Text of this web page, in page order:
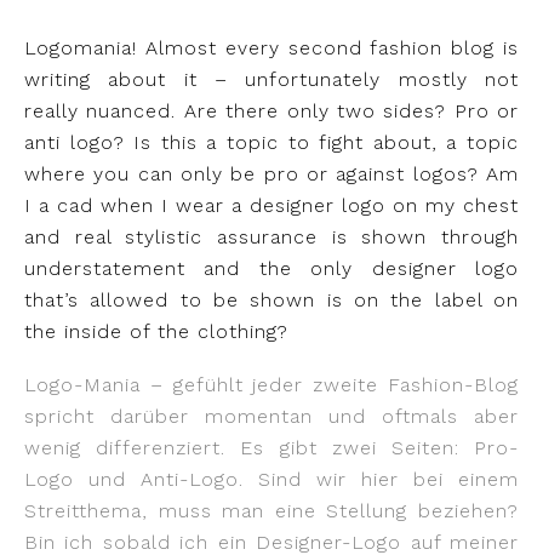
Logomania! Almost every second fashion blog is
writing about it – unfortunately mostly not
really nuanced. Are there only two sides? Pro or
anti logo? Is this a topic to fight about, a topic
where you can only be pro or against logos? Am
I a cad when I wear a designer logo on my chest
and real stylistic assurance is shown through
understatement and the only designer logo
that’s allowed to be shown is on the label on
the inside of the clothing?
Logo-Mania – gefühlt jeder zweite Fashion-Blog
spricht darüber momentan und oftmals aber
wenig differenziert. Es gibt zwei Seiten: Pro-
Logo und Anti-Logo. Sind wir hier bei einem
Streitthema, muss man eine Stellung beziehen?
Bin ich sobald ich ein Designer-Logo auf meiner